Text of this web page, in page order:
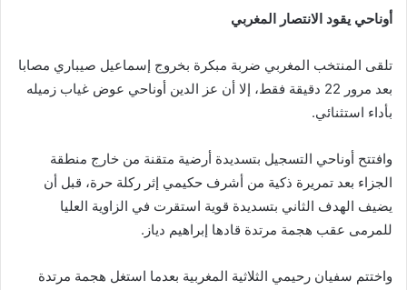
أوناحي يقود الانتصار المغربي
تلقى المنتخب المغربي ضربة مبكرة بخروج إسماعيل صيباري مصابا
بعد مرور 22 دقيقة فقط، إلا أن عز الدين أوناحي عوض غياب زميله
بأداء استثنائي.
وافتتح أوناحي التسجيل بتسديدة أرضية متقنة من خارج منطقة
الجزاء بعد تمريرة ذكية من أشرف حكيمي إثر ركلة حرة، قبل أن
يضيف الهدف الثاني بتسديدة قوية استقرت في الزاوية العليا
للمرمى عقب هجمة مرتدة قادها إبراهيم دياز.
واختتم سفيان رحيمي الثلاثية المغربية بعدما استغل هجمة مرتدة